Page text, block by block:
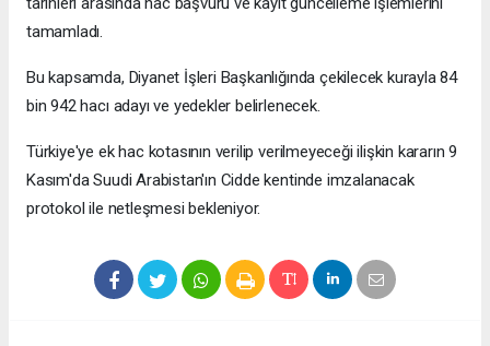
tamamladı.
Bu kapsamda, Diyanet İşleri Başkanlığında çekilecek kurayla 84
bin 942 hacı adayı ve yedekler belirlenecek.
Türkiye'ye ek hac kotasının verilip verilmeyeceği ilişkin kararın 9
Kasım'da Suudi Arabistan'ın Cidde kentinde imzalanacak
protokol ile netleşmesi bekleniyor.